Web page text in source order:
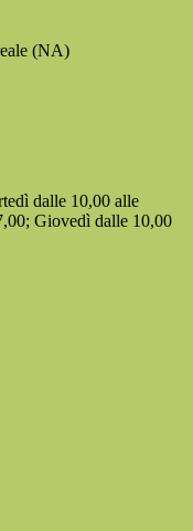
(NA)
dalle 10,00 alle
Giovedì dalle 10,00